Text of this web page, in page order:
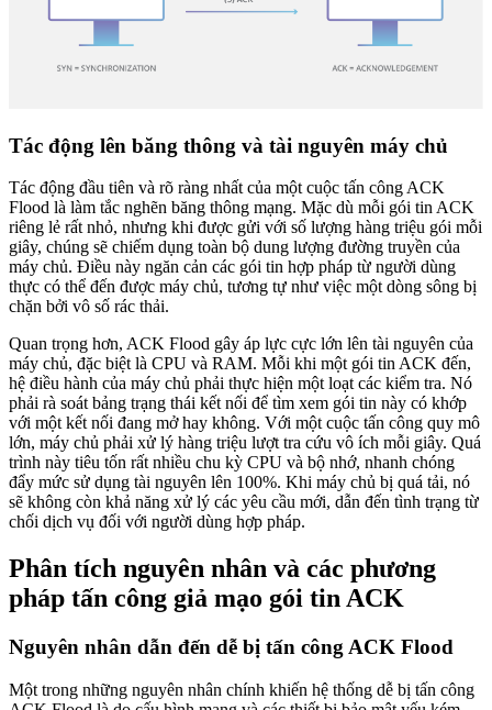
Tác động lên băng thông và tài nguyên máy chủ
Tác động đầu tiên và rõ ràng nhất của một cuộc tấn công ACK
Flood là làm tắc nghẽn băng thông mạng. Mặc dù mỗi gói tin ACK
riêng lẻ rất nhỏ, nhưng khi được gửi với số lượng hàng triệu gói mỗi
giây, chúng sẽ chiếm dụng toàn bộ dung lượng đường truyền của
máy chủ. Điều này ngăn cản các gói tin hợp pháp từ người dùng
thực có thể đến được máy chủ, tương tự như việc một dòng sông bị
chặn bởi vô số rác thải.
Quan trọng hơn, ACK Flood gây áp lực cực lớn lên tài nguyên của
máy chủ, đặc biệt là CPU và RAM. Mỗi khi một gói tin ACK đến,
hệ điều hành của máy chủ phải thực hiện một loạt các kiểm tra. Nó
phải rà soát bảng trạng thái kết nối để tìm xem gói tin này có khớp
với một kết nối đang mở hay không. Với một cuộc tấn công quy mô
lớn, máy chủ phải xử lý hàng triệu lượt tra cứu vô ích mỗi giây. Quá
trình này tiêu tốn rất nhiều chu kỳ CPU và bộ nhớ, nhanh chóng
đẩy mức sử dụng tài nguyên lên 100%. Khi máy chủ bị quá tải, nó
sẽ không còn khả năng xử lý các yêu cầu mới, dẫn đến tình trạng từ
chối dịch vụ đối với người dùng hợp pháp.
Phân tích nguyên nhân và các phương
pháp tấn công giả mạo gói tin ACK
Nguyên nhân dẫn đến dễ bị tấn công ACK Flood
Một trong những nguyên nhân chính khiến hệ thống dễ bị tấn công